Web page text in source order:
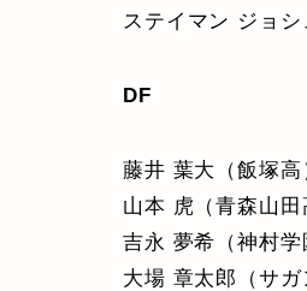
ステイマン ジョシ
DF
藤井 葉大（飯塚高
山本 虎（青森山田
吉永 夢希（神村学
大場 章太郎（サガ